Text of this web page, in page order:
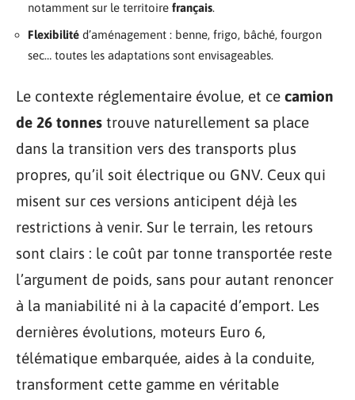
notamment sur le territoire français.
Flexibilité d’aménagement : benne, frigo, bâché, fourgon
sec… toutes les adaptations sont envisageables.
Le contexte réglementaire évolue, et ce camion
de 26 tonnes trouve naturellement sa place
dans la transition vers des transports plus
propres, qu’il soit électrique ou GNV. Ceux qui
misent sur ces versions anticipent déjà les
restrictions à venir. Sur le terrain, les retours
sont clairs : le coût par tonne transportée reste
l’argument de poids, sans pour autant renoncer
à la maniabilité ni à la capacité d’emport. Les
dernières évolutions, moteurs Euro 6,
télématique embarquée, aides à la conduite,
transforment cette gamme en véritable